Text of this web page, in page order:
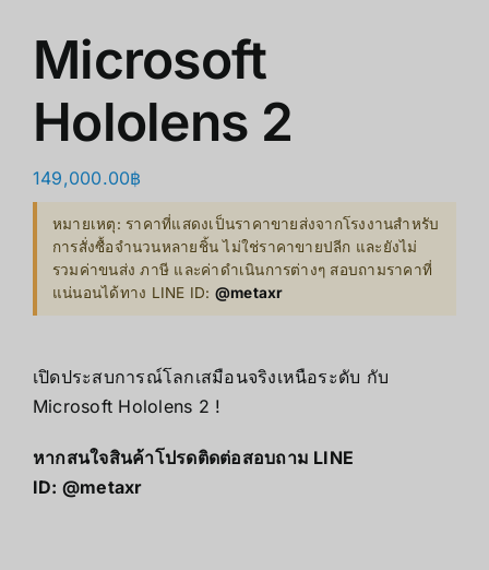
Microsoft
Hololens 2
149,000.00฿
หมายเหตุ: ราคาที่แสดงเป็นราคาขายส่งจากโรงงานสำหรับ
การสั่งซื้อจำนวนหลายชิ้น ไม่ใช่ราคาขายปลีก และยังไม่
รวมค่าขนส่ง ภาษี และค่าดำเนินการต่างๆ สอบถามราคาที่
แน่นอนได้ทาง LINE ID: @metaxr
เปิดประสบการณ์โลกเสมือนจริงเหนือระดับ กับ
Microsoft Hololens 2 !
หากสนใจสินค้าโปรดติดต่อสอบถาม LINE
ID: @metaxr